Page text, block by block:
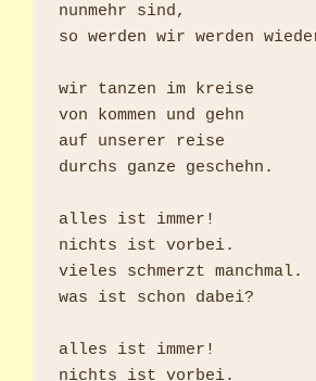
nunmehr sind,
so werden wir werden
wir tanzen im kreise
von kommen und gehn
auf unserer reise
durchs ganze geschehn.
alles ist immer!
nichts ist vorbei.
vieles schmerzt manchmal.
was ist schon dabei?
alles ist immer!
nichts ist vorbei.